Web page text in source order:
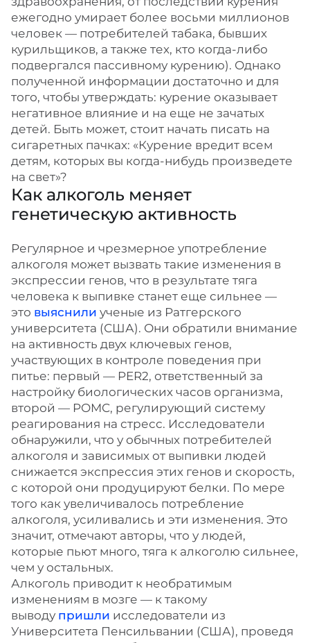
ежегодно умирает более восьми миллионов
человек — потребителей табака, бывших
курильщиков, а также тех, кто когда-либо
подвергался пассивному курению). Однако
полученной информации достаточно и для
того, чтобы утверждать: курение оказывает
негативное влияние и на еще не зачатых
детей. Быть может, стоит начать писать на
сигаретных пачках: «Курение вредит всем
детям, которых вы когда-нибудь произведете
на свет»?
Как алкоголь меняет
генетическую активность
Регулярное и чрезмерное употребление
алкоголя может вызвать такие изменения в
экспрессии генов, что в результате тяга
человека к выпивке станет еще сильнее —
это выяснили ученые из Ратгерского
университета (США). Они обратили внимание
на активность двух ключевых генов,
участвующих в контроле поведения при
питье: первый — PER2, ответственный за
настройку биологических часов организма,
второй — POMC, регулирующий систему
реагирования на стресс. Исследователи
обнаружили, что у обычных потребителей
алкоголя и зависимых от выпивки людей
снижается экспрессия этих генов и скорость,
с которой они продуцируют белки. По мере
того как увеличивалось потребление
алкоголя, усиливались и эти изменения. Это
значит, отмечают авторы, что у людей,
которые пьют много, тяга к алкоголю сильнее,
чем у остальных.
Алкоголь приводит к необратимым
изменениям в мозге — к такому
выводу пришли исследователи из
Университета Пенсильвании (США), проведя